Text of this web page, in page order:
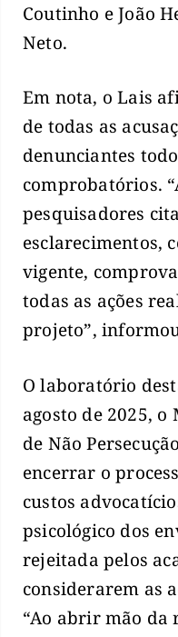
Coutinho e João
Neto.
Em nota, o Lais
de todas as
denunciantes
comprobatórios.
pesquisadores
esclarecimentos,
vigente,
todas as ações
projeto”,
O laboratório
agosto de 2025, o
de Não
encerrar o
custos
psicológico dos
rejeitada pelos
considerarem as
“Ao abrir mão da